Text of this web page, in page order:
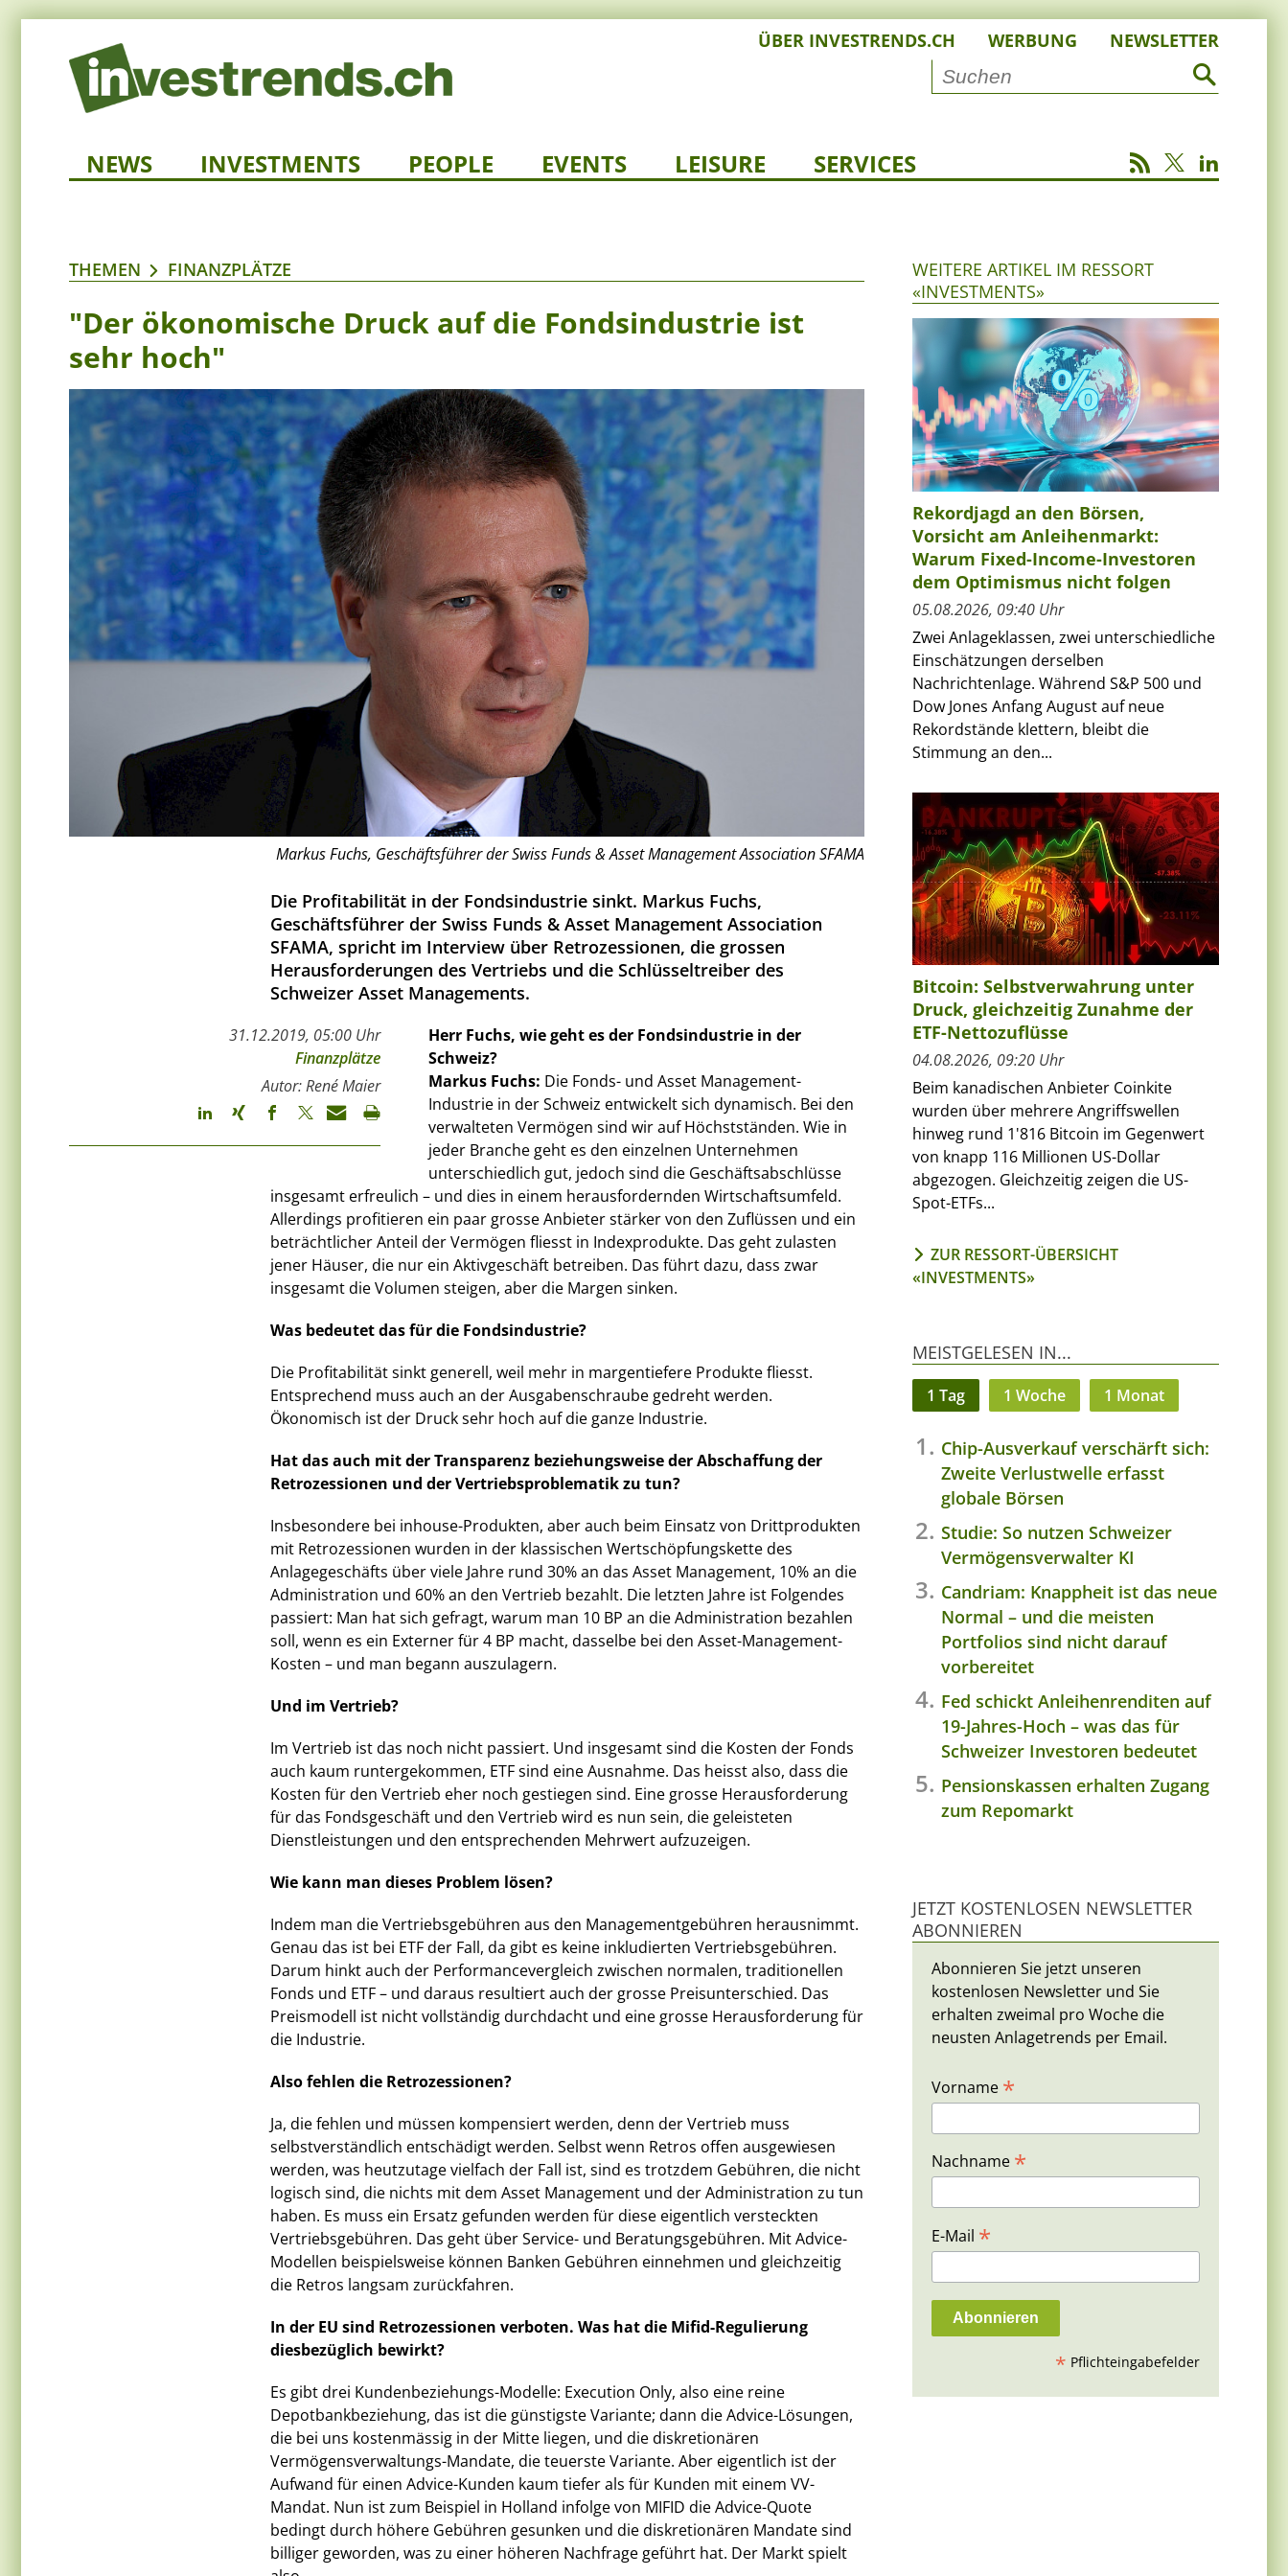
ÜBER INVESTRENDS.CH WERBUNG NEWSLETTER
NEWS INVESTMENTS PEOPLE EVENTS LEISURE SERVICES
THEMEN FINANZPLÄTZE
"Der ökonomische Druck auf die Fondsindustrie ist
sehr hoch"
Markus Fuchs, Geschäftsführer der Swiss Funds & Asset Management Association SFAMA
Die Profitabilität in der Fondsindustrie sinkt. Markus Fuchs,
Geschäftsführer der Swiss Funds & Asset Management Association
SFAMA, spricht im Interview über Retrozessionen, die grossen
Herausforderungen des Vertriebs und die Schlüsseltreiber des
Schweizer Asset Managements.
31.12.2019, 05:00 Uhr
Finanzplätze
Autor: René Maier
Herr Fuchs, wie geht es der Fondsindustrie in der
Schweiz?
Markus Fuchs: Die Fonds- und Asset Management-
Industrie in der Schweiz entwickelt sich dynamisch. Bei den
verwalteten Vermögen sind wir auf Höchstständen. Wie in
jeder Branche geht es den einzelnen Unternehmen
unterschiedlich gut, jedoch sind die Geschäftsabschlüsse
insgesamt erfreulich – und dies in einem herausfordernden Wirtschaftsumfeld.
Allerdings profitieren ein paar grosse Anbieter stärker von den Zuflüssen und ein
beträchtlicher Anteil der Vermögen fliesst in Indexprodukte. Das geht zulasten
jener Häuser, die nur ein Aktivgeschäft betreiben. Das führt dazu, dass zwar
insgesamt die Volumen steigen, aber die Margen sinken.
Was bedeutet das für die Fondsindustrie?
Die Profitabilität sinkt generell, weil mehr in margentiefere Produkte fliesst.
Entsprechend muss auch an der Ausgabenschraube gedreht werden.
Ökonomisch ist der Druck sehr hoch auf die ganze Industrie.
Hat das auch mit der Transparenz beziehungsweise der Abschaffung der
Retrozessionen und der Vertriebsproblematik zu tun?
Insbesondere bei inhouse-Produkten, aber auch beim Einsatz von Drittprodukten
mit Retrozessionen wurden in der klassischen Wertschöpfungskette des
Anlagegeschäfts über viele Jahre rund 30% an das Asset Management, 10% an die
Administration und 60% an den Vertrieb bezahlt. Die letzten Jahre ist Folgendes
passiert: Man hat sich gefragt, warum man 10 BP an die Administration bezahlen
soll, wenn es ein Externer für 4 BP macht, dasselbe bei den Asset-Management-
Kosten – und man begann auszulagern.
Und im Vertrieb?
Im Vertrieb ist das noch nicht passiert. Und insgesamt sind die Kosten der Fonds
auch kaum runtergekommen, ETF sind eine Ausnahme. Das heisst also, dass die
Kosten für den Vertrieb eher noch gestiegen sind. Eine grosse Herausforderung
für das Fondsgeschäft und den Vertrieb wird es nun sein, die geleisteten
Dienstleistungen und den entsprechenden Mehrwert aufzuzeigen.
Wie kann man dieses Problem lösen?
Indem man die Vertriebsgebühren aus den Managementgebühren herausnimmt.
Genau das ist bei ETF der Fall, da gibt es keine inkludierten Vertriebsgebühren.
Darum hinkt auch der Performancevergleich zwischen normalen, traditionellen
Fonds und ETF – und daraus resultiert auch der grosse Preisunterschied. Das
Preismodell ist nicht vollständig durchdacht und eine grosse Herausforderung für
die Industrie.
Also fehlen die Retrozessionen?
Ja, die fehlen und müssen kompensiert werden, denn der Vertrieb muss
selbstverständlich entschädigt werden. Selbst wenn Retros offen ausgewiesen
werden, was heutzutage vielfach der Fall ist, sind es trotzdem Gebühren, die nicht
logisch sind, die nichts mit dem Asset Management und der Administration zu tun
haben. Es muss ein Ersatz gefunden werden für diese eigentlich versteckten
Vertriebsgebühren. Das geht über Service- und Beratungsgebühren. Mit Advice-
Modellen beispielsweise können Banken Gebühren einnehmen und gleichzeitig
die Retros langsam zurückfahren.
In der EU sind Retrozessionen verboten. Was hat die Mifid-Regulierung
diesbezüglich bewirkt?
Es gibt drei Kundenbeziehungs-Modelle: Execution Only, also eine reine
Depotbankbeziehung, das ist die günstigste Variante; dann die Advice-Lösungen,
die bei uns kostenmässig in der Mitte liegen, und die diskretionären
Vermögensverwaltungs-Mandate, die teuerste Variante. Aber eigentlich ist der
Aufwand für einen Advice-Kunden kaum tiefer als für Kunden mit einem VV-
Mandat. Nun ist zum Beispiel in Holland infolge von MIFID die Advice-Quote
bedingt durch höhere Gebühren gesunken und die diskretionären Mandate sind
billiger geworden, was zu einer höheren Nachfrage geführt hat. Der Markt spielt
WEITERE ARTIKEL IM RESSORT
«INVESTMENTS»
Rekordjagd an den Börsen,
Vorsicht am Anleihenmarkt:
Warum Fixed-Income-Investoren
dem Optimismus nicht folgen
05.08.2026, 09:40 Uhr
Zwei Anlageklassen, zwei unterschiedliche
Einschätzungen derselben
Nachrichtenlage. Während S&P 500 und
Dow Jones Anfang August auf neue
Rekordstände klettern, bleibt die
Stimmung an den...
Bitcoin: Selbstverwahrung unter
Druck, gleichzeitig Zunahme der
ETF-Nettozuflüsse
04.08.2026, 09:20 Uhr
Beim kanadischen Anbieter Coinkite
wurden über mehrere Angriffswellen
hinweg rund 1'816 Bitcoin im Gegenwert
von knapp 116 Millionen US-Dollar
abgezogen. Gleichzeitig zeigen die US-
Spot-ETFs...
ZUR RESSORT-ÜBERSICHT
«INVESTMENTS»
MEISTGELESEN IN...
1 Tag 1 Woche 1 Monat
Chip-Ausverkauf verschärft sich:
Zweite Verlustwelle erfasst
globale Börsen
Studie: So nutzen Schweizer
Vermögensverwalter KI
Candriam: Knappheit ist das neue
Normal – und die meisten
Portfolios sind nicht darauf
vorbereitet
Fed schickt Anleihenrenditen auf
19-Jahres-Hoch – was das für
Schweizer Investoren bedeutet
Pensionskassen erhalten Zugang
zum Repomarkt
JETZT KOSTENLOSEN NEWSLETTER
ABONNIEREN
Abonnieren Sie jetzt unseren
kostenlosen Newsletter und Sie
erhalten zweimal pro Woche die
neusten Anlagetrends per Email.
Vorname *
Nachname *
E-Mail *
* Pflichteingabefelder